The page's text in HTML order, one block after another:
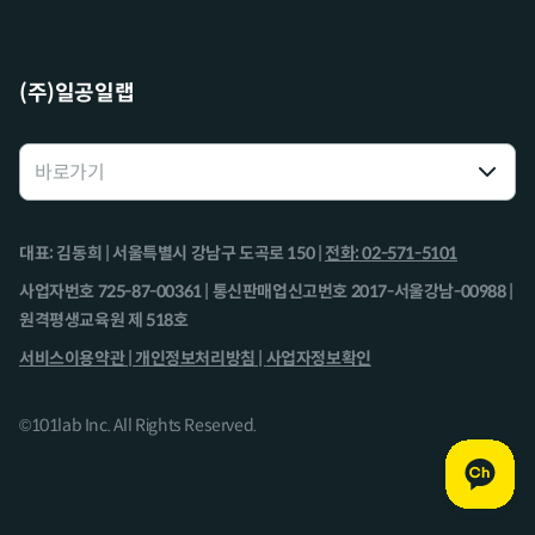
(주)일공일랩
대표: 김동희 | 서울특별시 강남구 도곡로 150 | 전화: 02-571-5101
사업자번호 725-87-00361 | 통신판매업신고번호 2017-서울강남-00988 |
원격평생교육원 제 518호
서비스이용약관 | 개인정보처리방침 | 사업자정보확인
©101lab Inc. All Rights Reserved.